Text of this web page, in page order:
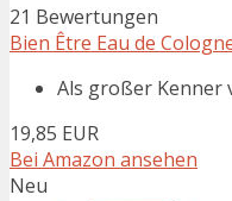
21 Bewertungen
Bien Être Eau de
Als großer Kenner
19,85 EUR
Bei Amazon ansehen
Neu